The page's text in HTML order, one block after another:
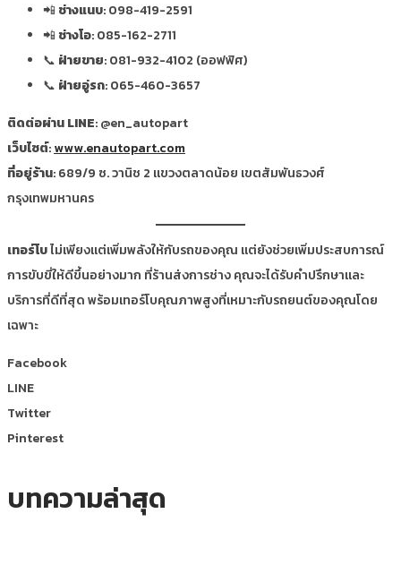
📲ช่างแนบ: 098-419-2591
📲ช่างโอ: 085-162-2711
📞 ฝ่ายขาย: 081-932-4102 (ออฟฟิศ)
📞 ฝ่ายอู่รถ: 065-460-3657
ติดต่อผ่าน LINE: @en_autopart
เว็บไซต์:www.enautopart.com
ที่อยู่ร้าน: 689/9 ซ. วานิช 2 แขวงตลาดน้อย เขตสัมพันธวงศ์
กรุงเทพมหานคร
เทอร์โบไม่เพียงแต่เพิ่มพลังให้กับรถของคุณ แต่ยังช่วยเพิ่มประสบการณ์
การขับขี่ให้ดีขึ้นอย่างมาก ที่ร้านส่งการช่าง คุณจะได้รับคำปรึกษาและ
บริการที่ดีที่สุด พร้อมเทอร์โบคุณภาพสูงที่เหมาะกับรถยนต์ของคุณโดย
เฉพาะ
Facebook
LINE
Twitter
Pinterest
บทความล่าสุด